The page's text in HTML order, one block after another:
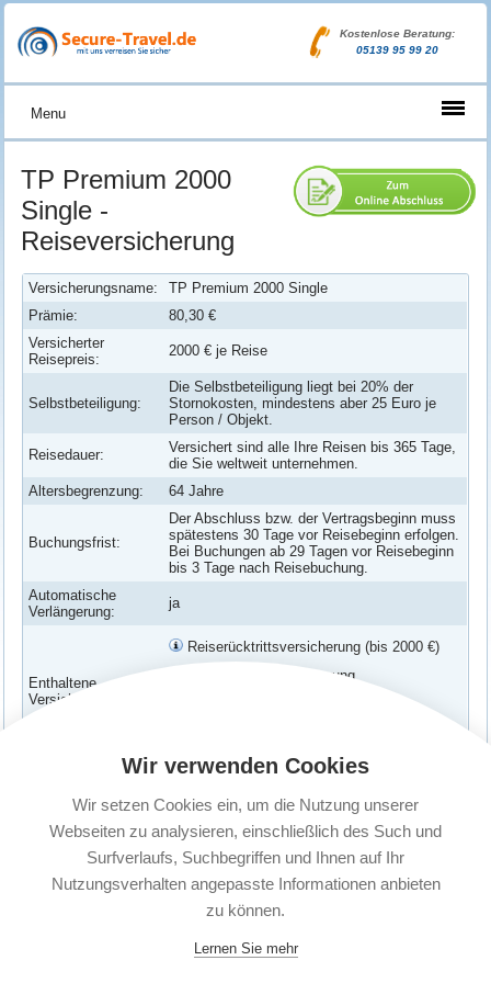
Kostenlose Beratung:
05139 95 99 20
Menu
TP Premium 2000
Single -
Reiseversicherung
Versicherungsname:
TP Premium 2000 Single
Prämie:
80,30 €
Versicherter
Reisepreis:
2000 € je Reise
Selbstbeteiligung:
Die Selbstbeteiligung liegt bei 20% der
Stornokosten, mindestens aber 25 Euro je
Person / Objekt.
Reisedauer:
Versichert sind alle Ihre Reisen bis 365 Tage,
die Sie weltweit unternehmen.
Altersbegrenzung:
64 Jahre
Buchungsfrist:
Der Abschluss bzw. der Vertragsbeginn muss
spätestens 30 Tage vor Reisebeginn erfolgen.
Bei Buchungen ab 29 Tagen vor Reisebeginn
bis 3 Tage nach Reisebuchung.
Automatische
Verlängerung:
ja
Enthaltene
Versicherungen:
Reiserücktrittsversicherung (bis 2000 €)
Reiseabbruchversicherung
Kündigungsfrist: 1 Monat vor Ablauf
Wir verwenden Cookies
Wir setzen Cookies ein, um die Nutzung unserer
Webseiten zu analysieren, einschließlich des Such und
Surfverlaufs, Suchbegriffen und Ihnen auf Ihr
Nutzungsverhalten angepasste Informationen anbieten
zu können.
Lernen Sie mehr